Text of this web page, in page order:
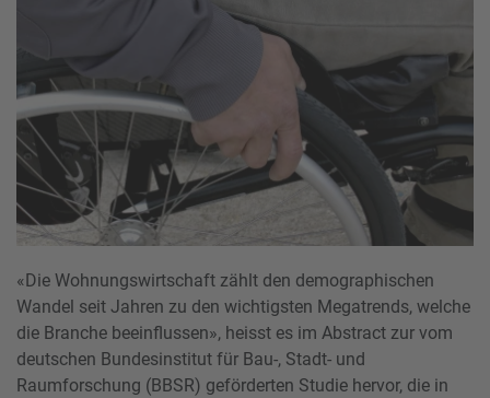
«Die Wohnungswirtschaft zählt den demographischen
Wandel seit Jahren zu den wichtigsten Megatrends, welche
die Branche beeinflussen», heisst es im Abstract zur vom
deutschen Bundesinstitut für Bau-, Stadt- und
Raumforschung (BBSR) geförderten Studie hervor, die in